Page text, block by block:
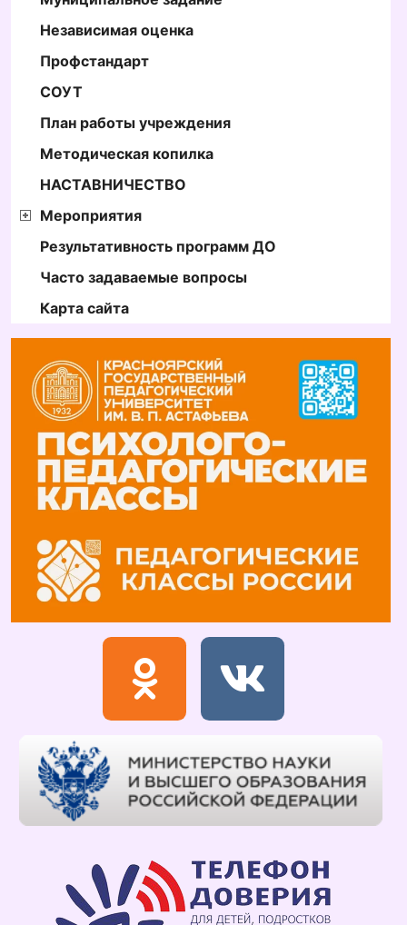
Независимая оценка
Профстандарт
СОУТ
План работы учреждения
Методическая копилка
НАСТАВНИЧЕСТВО
Мероприятия
Результативность программ ДО
Часто задаваемые вопросы
Карта сайта